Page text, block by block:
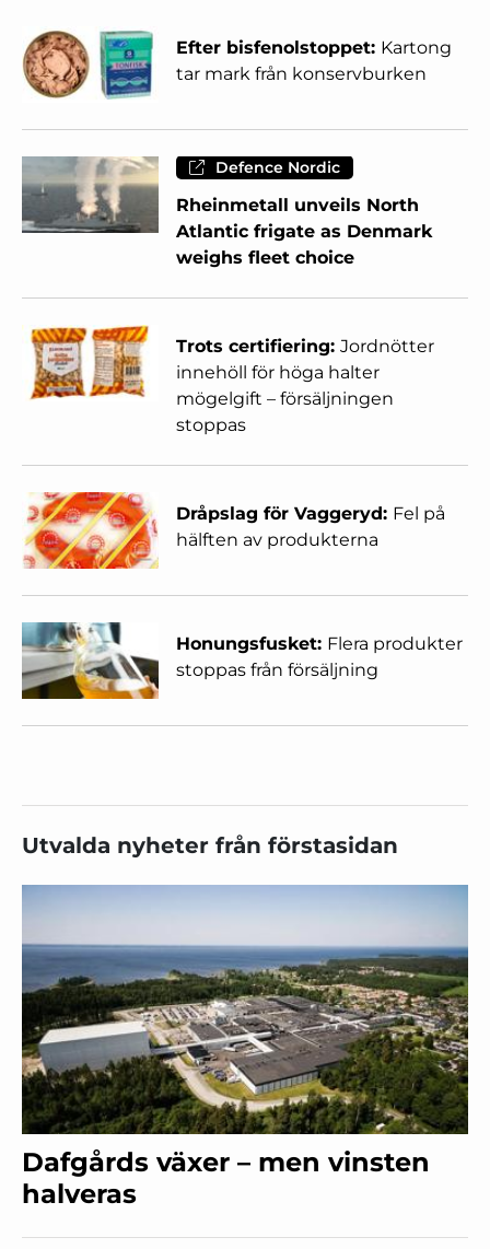
Efter bisfenolstoppet: Kartong
tar mark från konservburken
Defence Nordic
Rheinmetall unveils North
Atlantic frigate as Denmark
weighs fleet choice
Trots certifiering:Jordnötter
innehöll för höga halter
mögelgift – försäljningen
stoppas
Dråpslag för Vaggeryd: Fel på
hälften av produkterna
Honungsfusket: Flera produkter
stoppas från försäljning
Utvalda nyheter från förstasidan
Dafgårds växer – men vinsten
halveras